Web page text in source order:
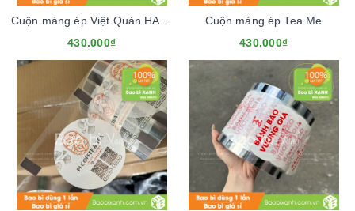
Cuộn màng ép Việt Quán HASHIWA
430.000₫
Cuộn màng ép Tea Me
430.000₫